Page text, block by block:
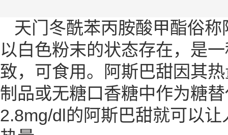
天门冬酰苯丙胺酸甲酯俗
以白色粉末的状态存在，是
致，可食用。阿斯巴甜因其
制品或无糖口香糖中作为糖
2.8mg/dl的阿斯巴甜就可以